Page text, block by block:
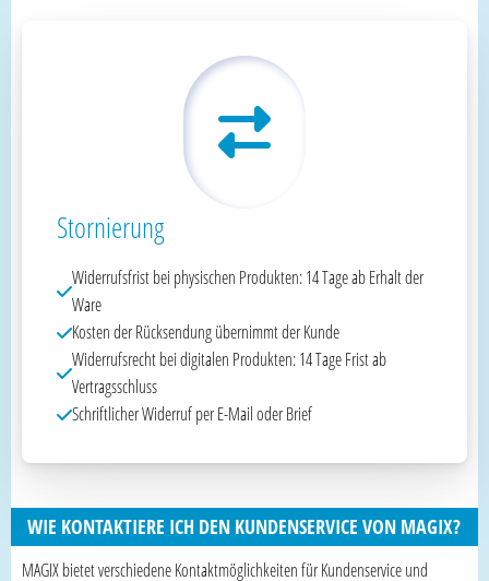
Stornierung
Widerrufsfrist bei physischen Produkten: 14 Tage ab Erhalt der
Ware
Kosten der Rücksendung übernimmt der Kunde
Widerrufsrecht bei digitalen Produkten: 14 Tage Frist ab
Vertragsschluss
Schriftlicher Widerruf per E-Mail oder Brief
WIE KONTAKTIERE ICH DEN KUNDENSERVICE VON MAGIX?
MAGIX bietet verschiedene Kontaktmöglichkeiten für Kundenservice und